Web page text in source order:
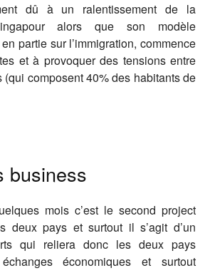
dû à un ralentissement de la
alors que son modèle
partie sur l’immigration, commence
et à provoquer des tensions entre
(qui composent 40% des habitants de
business
mois c’est le second project
deux pays et surtout il s’agit d’un
qui reliera donc les deux pays
économiques et surtout